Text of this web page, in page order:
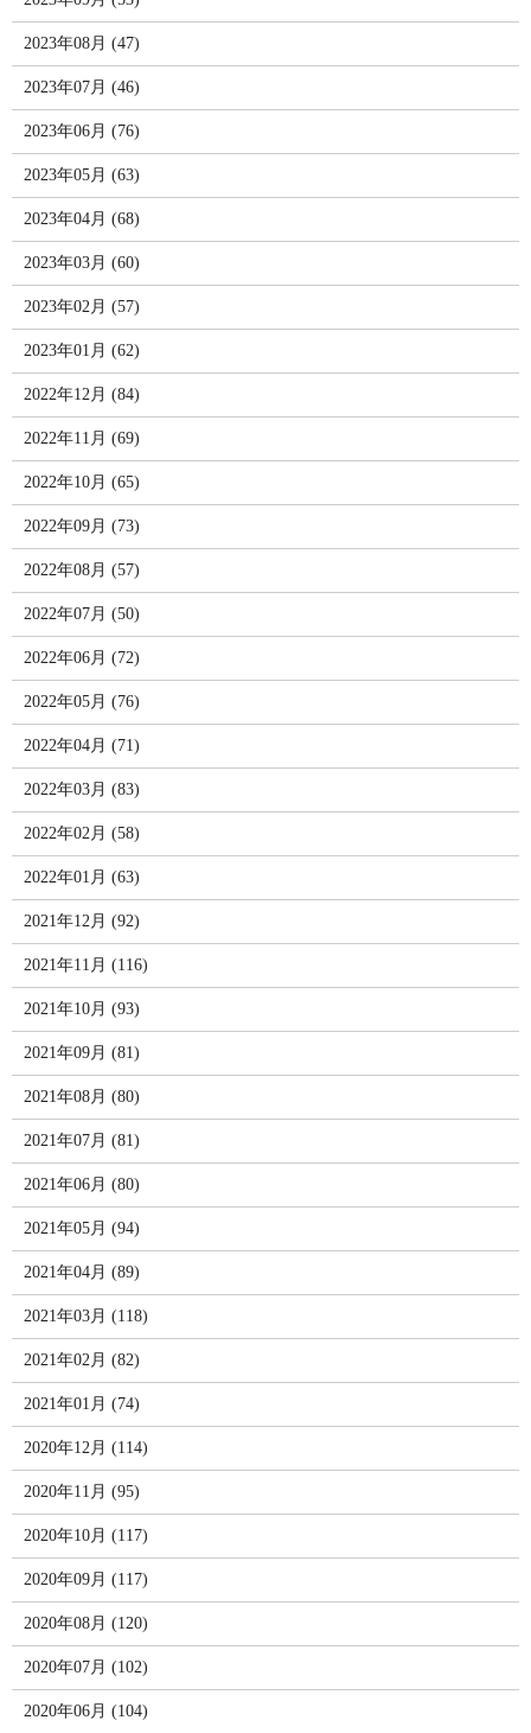
2023年08月 (47)
2023年07月 (46)
2023年06月 (76)
2023年05月 (63)
2023年04月 (68)
2023年03月 (60)
2023年02月 (57)
2023年01月 (62)
2022年12月 (84)
2022年11月 (69)
2022年10月 (65)
2022年09月 (73)
2022年08月 (57)
2022年07月 (50)
2022年06月 (72)
2022年05月 (76)
2022年04月 (71)
2022年03月 (83)
2022年02月 (58)
2022年01月 (63)
2021年12月 (92)
2021年11月 (116)
2021年10月 (93)
2021年09月 (81)
2021年08月 (80)
2021年07月 (81)
2021年06月 (80)
2021年05月 (94)
2021年04月 (89)
2021年03月 (118)
2021年02月 (82)
2021年01月 (74)
2020年12月 (114)
2020年11月 (95)
2020年10月 (117)
2020年09月 (117)
2020年08月 (120)
2020年07月 (102)
2020年06月 (104)